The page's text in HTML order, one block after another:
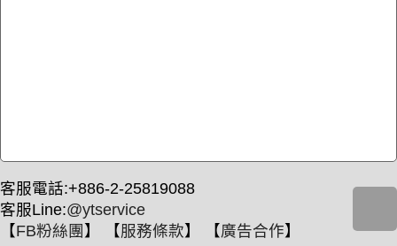
客服電話:+886-2-25819088
客服Line:@ytservice
【FB粉絲團 】 【服務條款】 【廣告合作】